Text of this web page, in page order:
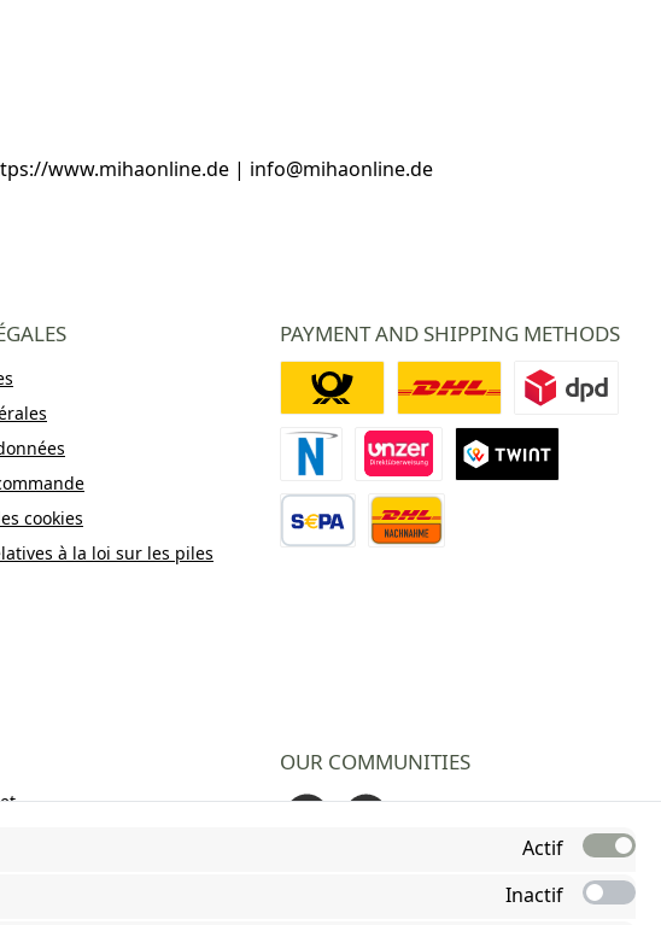
www.mihaonline.de | info@mihaonline.de
cookies
à la loi sur les piles
PAYMENT AND SHIPPING METHODS
Paiement Novalnet
Virement direct
Deutsche PostDHL DPD
OUR COMMUNITIES
Actif
Inactif